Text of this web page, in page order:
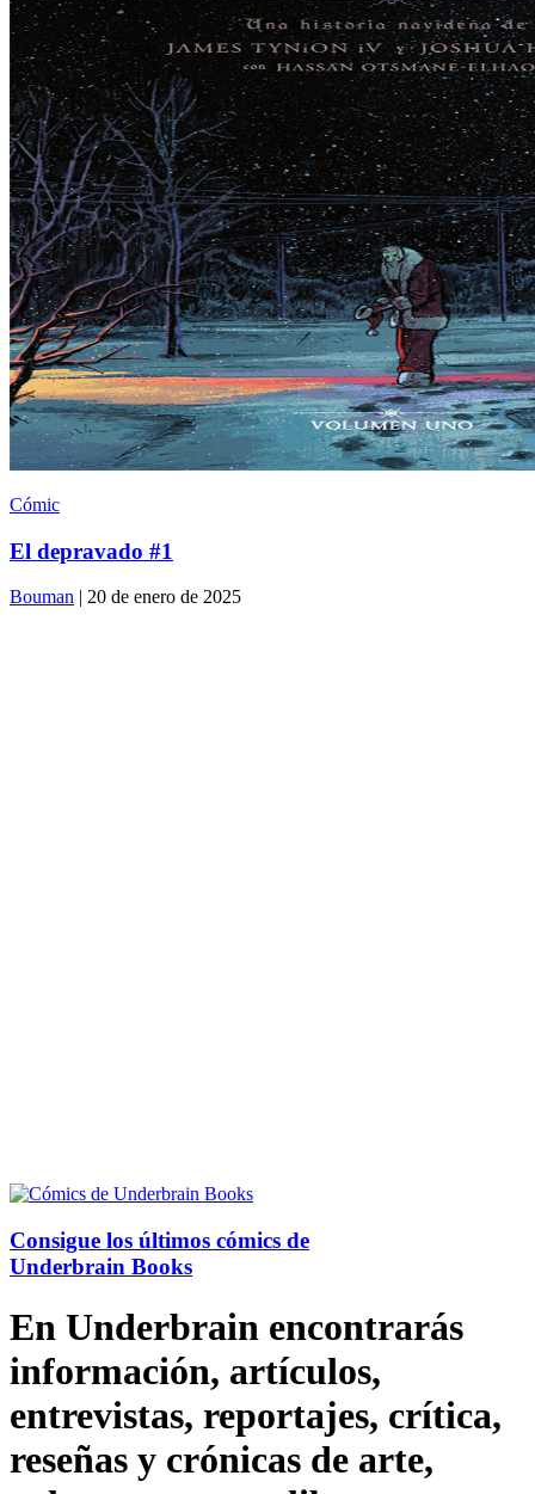
Cómic
El depravado #1
Bouman | 20 de enero de 2025
Consigue los últimos cómics de
Underbrain Books
En Underbrain encontrarás
información, artículos,
entrevistas, reportajes, crítica,
reseñas y crónicas de arte,